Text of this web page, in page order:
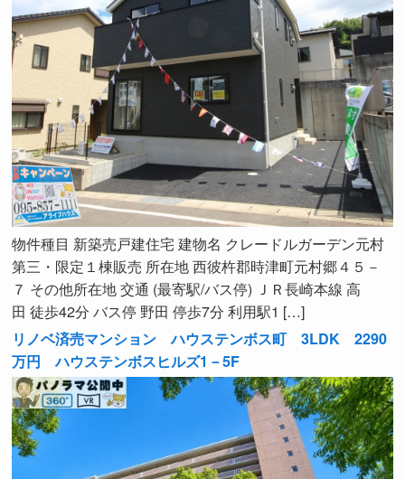
物件種目 新築売戸建住宅 建物名 クレードルガーデン元村
第三・限定１棟販売 所在地 西彼杵郡時津町元村郷４５－
７ その他所在地 交通 (最寄駅/バス停) ＪＲ長崎本線 高
田 徒歩42分 バス停 野田 停歩7分 利用駅1 […]
リノベ済売マンション ハウステンボス町 3LDK 2290
万円 ハウステンボスヒルズ1－5F